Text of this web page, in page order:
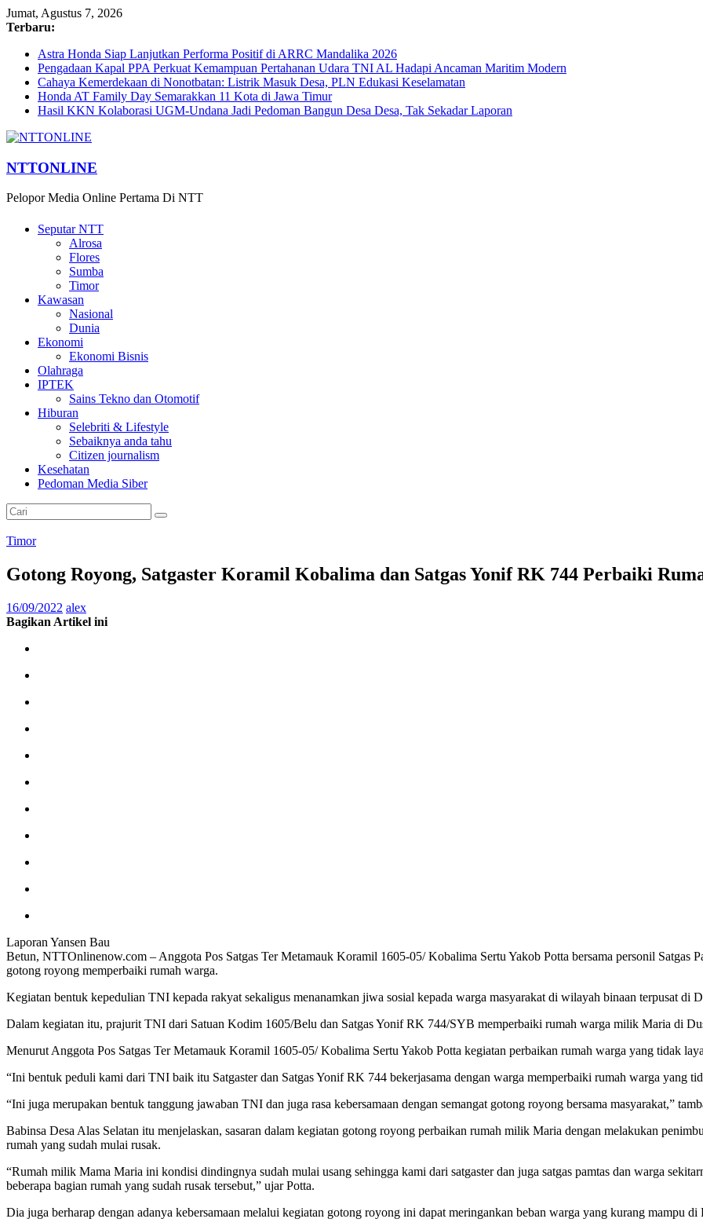
Jumat, Agustus 7, 2026
Terbaru:
Astra Honda Siap Lanjutkan Performa Positif di ARRC Mandalika 2026
Pengadaan Kapal PPA Perkuat Kemampuan Pertahanan Udara TNI AL Hadapi Ancaman Maritim Modern
Cahaya Kemerdekaan di Nonotbatan: Listrik Masuk Desa, PLN Edukasi Keselamatan
Honda AT Family Day Semarakkan 11 Kota di Jawa Timur
Hasil KKN Kolaborasi UGM-Undana Jadi Pedoman Bangun Desa Desa, Tak Sekadar Laporan
NTTONLINE
Pelopor Media Online Pertama Di NTT
Seputar NTT
Alrosa
Flores
Sumba
Timor
Kawasan
Nasional
Dunia
Ekonomi
Ekonomi Bisnis
Olahraga
IPTEK
Sains Tekno dan Otomotif
Hiburan
Selebriti & Lifestyle
Sebaiknya anda tahu
Citizen journalism
Kesehatan
Pedoman Media Siber
Timor
Gotong Royong, Satgaster Koramil Kobalima dan Satgas Yonif RK 744 Perbaiki
16/09/2022 alex
Bagikan Artikel ini
Laporan Yansen Bau
Betun, NTTOnlinenow.com – Anggota Pos Satgas Ter Metamauk Koramil 1605-05/ Kobalima Sertu Yakob Potta bersama personil
gotong royong memperbaiki rumah warga.
Kegiatan bentuk kepedulian TNI kepada rakyat sekaligus menanamkan jiwa sosial kepada warga masyarakat di wilayah binaan terpusat di
Dalam kegiatan itu, prajurit TNI dari Satuan Kodim 1605/Belu dan Satgas Yonif RK 744/SYB memperbaiki rumah warga milik Maria di
Menurut Anggota Pos Satgas Ter Metamauk Koramil 1605-05/ Kobalima Sertu Yakob Potta kegiatan perbaikan rumah warga yang tidak
“Ini bentuk peduli kami dari TNI baik itu Satgaster dan Satgas Yonif RK 744 bekerjasama dengan warga memperbaiki rumah warga yang
“Ini juga merupakan bentuk tanggung jawaban TNI dan juga rasa kebersamaan dengan semangat gotong royong bersama masyarakat,”
Babinsa Desa Alas Selatan itu menjelaskan, sasaran dalam kegiatan gotong royong perbaikan rumah milik Maria dengan melakukan
rumah yang sudah mulai rusak.
“Rumah milik Mama Maria ini kondisi dindingnya sudah mulai usang sehingga kami dari satgaster dan juga satgas pamtas dan warga
beberapa bagian rumah yang sudah rusak tersebut,” ujar Potta.
Dia juga berharap dengan adanya kebersamaan melalui kegiatan gotong royong ini dapat meringankan beban warga yang kurang mampu